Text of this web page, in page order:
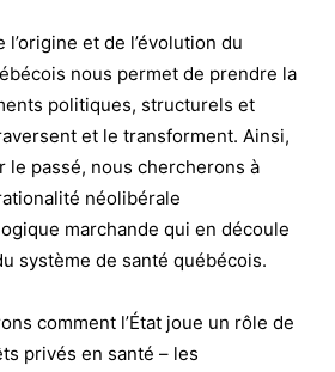
et de l’évolution du
nous permet de prendre la
politiques, structurels et
et le transforment. Ainsi,
le passé, nous chercherons à
néolibérale
marchande qui en découle
système de santé québécois.
comment l’État joue un rôle de
privés en santé – les